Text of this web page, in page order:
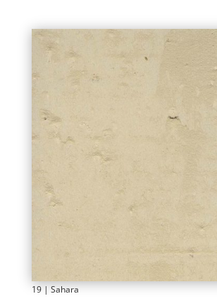
19 | Sahara